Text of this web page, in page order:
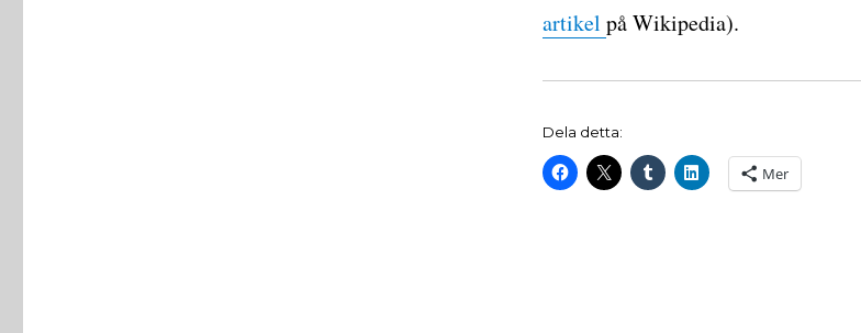
artikelpå Wikipedia).
Dela detta:
Mer